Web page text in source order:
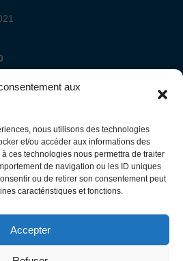
aux
nous utilisons des technologies
et/ou accéder aux informations des
ces technologies nous permettra de traiter
de navigation ou les ID uniques
ou de retirer son consentement peut
caractéristiques et fonctions.
Accepter
:
de site :
reunion.fr
sites Sud (Saint-Pierre
- St Louis - Cilaos)